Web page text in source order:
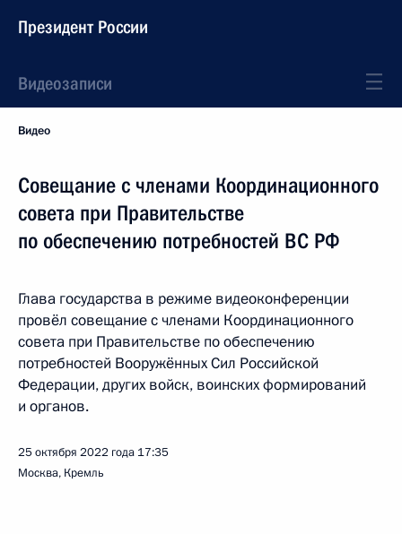
Президент России
Видеозаписи
Видео
Совещание с членами Координационного
совета при Правительстве
по обеспечению потребностей ВС РФ
Глава государства в режиме видеоконференции
провёл совещание с членами Координационного
совета при Правительстве по обеспечению
потребностей Вооружённых Сил Российской
Федерации, других войск, воинских формирований
и органов.
25 октября 2022 года 17:35
Москва, Кремль